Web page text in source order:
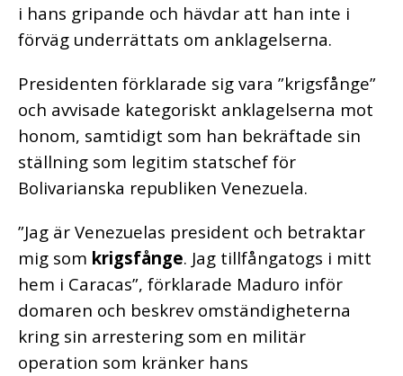
i hans gripande och hävdar att han inte i
förväg underrättats om anklagelserna.
Presidenten förklarade sig vara ”krigsfånge”
och avvisade kategoriskt anklagelserna mot
honom, samtidigt som han bekräftade sin
ställning som legitim statschef för
Bolivarianska republiken Venezuela.
”Jag är Venezuelas president och betraktar
mig som krigsfånge. Jag tillfångatogs i mitt
hem i Caracas”, förklarade Maduro inför
domaren och beskrev omständigheterna
kring sin arrestering som en militär
operation som kränker hans